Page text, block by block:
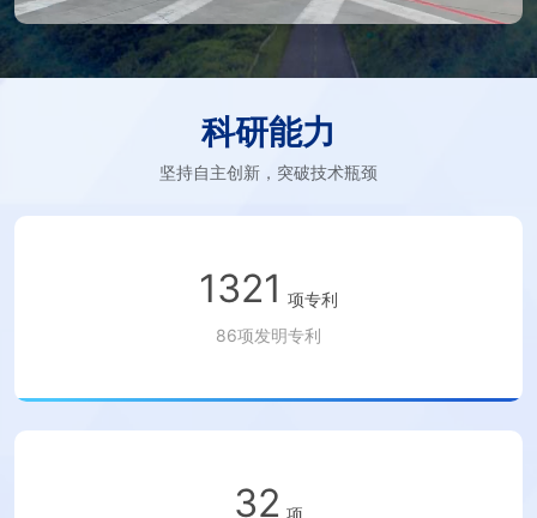
科研能力
坚持自主创新，突破技术瓶颈
1321 项专利
86项发明专利
32 项